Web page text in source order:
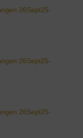
26Sept25-
26Sept25-
26Sept25-